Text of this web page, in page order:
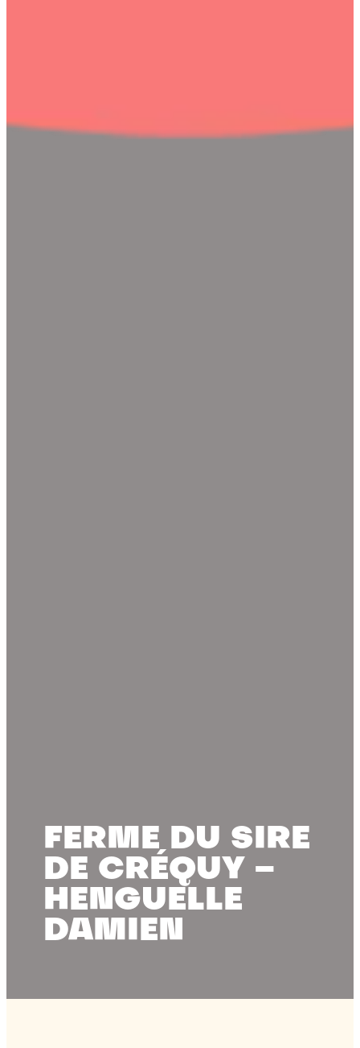
FERME DU SIRE
DE CRÉQUY –
HENGUELLE
DAMIEN